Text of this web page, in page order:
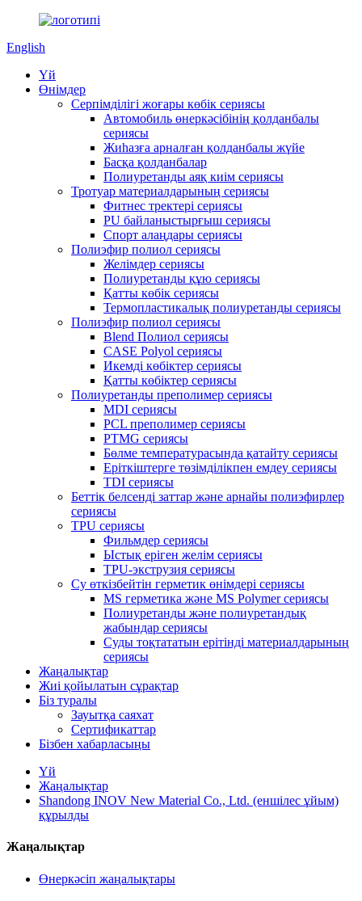
English
Үй
Өнімдер
Серпімділігі жоғары көбік сериясы
Автомобиль өнеркәсібінің қолданбалы
сериясы
Жиһазға арналған қолданбалы жүйе
Басқа қолданбалар
Полиуретанды аяқ киім сериясы
Тротуар материалдарының сериясы
Фитнес тректері сериясы
PU байланыстырғыш сериясы
Спорт алаңдары сериясы
Полиэфир полиол сериясы
Желімдер сериясы
Полиуретанды құю сериясы
Қатты көбік сериясы
Термопластикалық полиуретанды сериясы
Полиэфир полиол сериясы
Blend Полиол сериясы
CASE Polyol сериясы
Икемді көбіктер сериясы
Қатты көбіктер сериясы
Полиуретанды преполимер сериясы
MDI сериясы
PCL преполимер сериясы
PTMG сериясы
Бөлме температурасында қатайту сериясы
Еріткіштерге төзімділікпен емдеу сериясы
TDI сериясы
Беттік белсенді заттар және арнайы полиэфирлер
сериясы
TPU сериясы
Фильмдер сериясы
Ыстық еріген желім сериясы
TPU-экструзия сериясы
Су өткізбейтін герметик өнімдері сериясы
MS герметика және MS Polymer сериясы
Полиуретанды және полиуретандық
жабындар сериясы
Суды тоқтататын ерітінді материалдарының
сериясы
Жаңалықтар
Жиі қойылатын сұрақтар
Біз туралы
Зауытқа саяхат
Сертификаттар
Бізбен хабарласыңы
Үй
Жаңалықтар
Shandong INOV New Material Co., Ltd. (еншілес ұйым)
құрылды
Жаңалықтар
Өнеркәсіп жаңалықтары